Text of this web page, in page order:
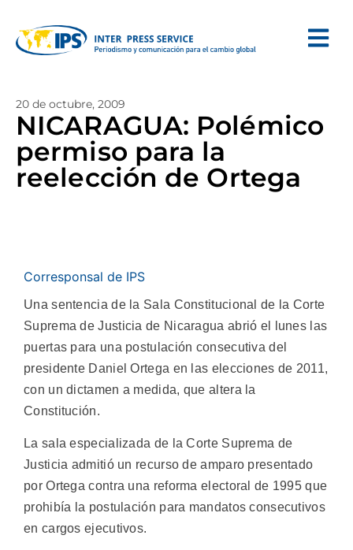
20 de octubre, 2009
NICARAGUA: Polémico
permiso para la
reelección de Ortega
Corresponsal de IPS
Una sentencia de la Sala Constitucional de la Corte
Suprema de Justicia de Nicaragua abrió el lunes las
puertas para una postulación consecutiva del
presidente Daniel Ortega en las elecciones de 2011,
con un dictamen a medida, que altera la
Constitución.
La sala especializada de la Corte Suprema de
Justicia admitió un recurso de amparo presentado
por Ortega contra una reforma electoral de 1995 que
prohibía la postulación para mandatos consecutivos
en cargos ejecutivos.